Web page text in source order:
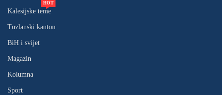
Kalesijske teme
HOT
Tuzlanski kanton
BiH i svijet
Magazin
Kolumna
Sport